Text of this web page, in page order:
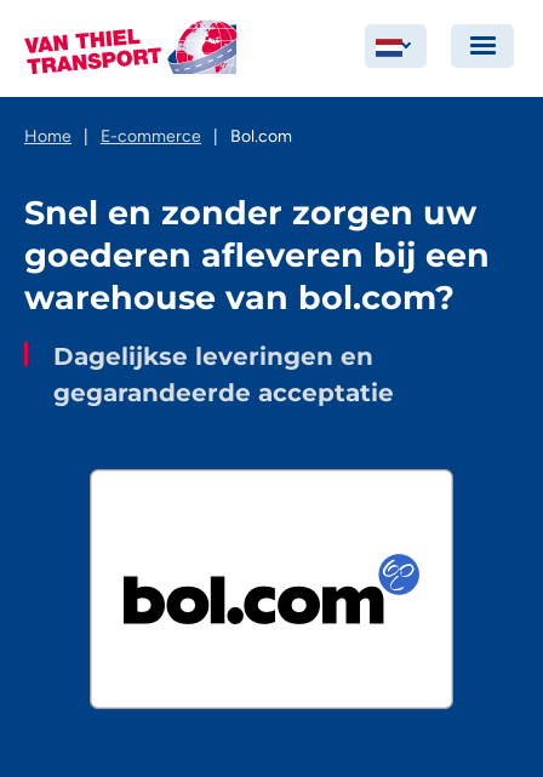
Home E-commerce Bol.com
Snel en zonder zorgen uw
goederen afleveren bij een
warehouse van bol.com?
Dagelijkse leveringen en
gegarandeerde acceptatie